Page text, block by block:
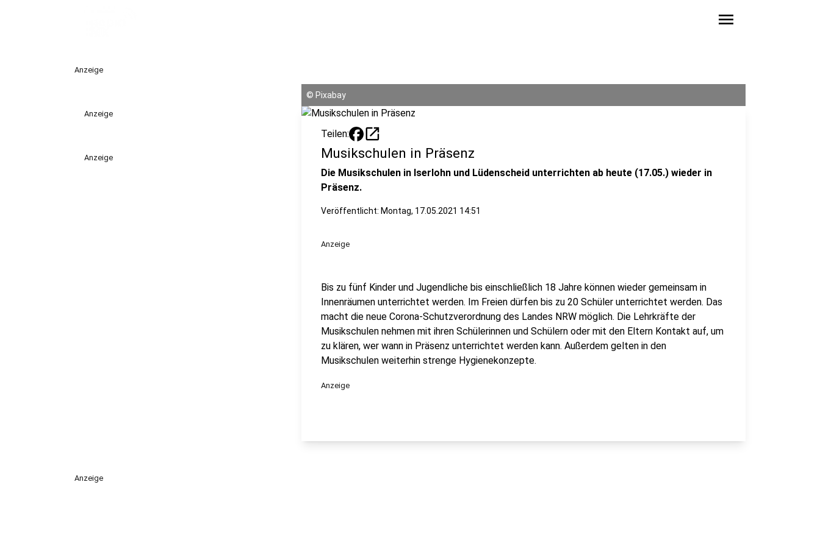
menu
Anzeige
Anzeige
Anzeige
© Pixabay
Teilen: open_in_new
Musikschulen in Präsenz
Die Musikschulen in Iserlohn und Lüdenscheid unterrichten ab heute (17.05.) wieder in
Präsenz.
Veröffentlicht: Montag, 17.05.2021 14:51
Anzeige
Bis zu fünf Kinder und Jugendliche bis einschließlich 18 Jahre können wieder gemeinsam in
Innenräumen unterrichtet werden. Im Freien dürfen bis zu 20 Schüler unterrichtet werden. Das
macht die neue Corona-Schutzverordnung des Landes NRW möglich. Die Lehrkräfte der
Musikschulen nehmen mit ihren Schülerinnen und Schülern oder mit den Eltern Kontakt auf, um
zu klären, wer wann in Präsenz unterrichtet werden kann. Außerdem gelten in den
Musikschulen weiterhin strenge Hygienekonzepte.
Anzeige
Anzeige